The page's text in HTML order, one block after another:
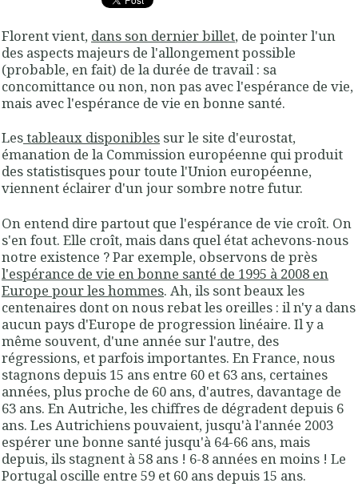
Florent vient, dans son dernier billet, de pointer l'un
des aspects majeurs de l'allongement possible
(probable, en fait) de la durée de travail : sa
concomittance ou non, non pas avec l'espérance de vie,
mais avec l'espérance de vie en bonne santé.
Lestableaux disponibles sur le site d'eurostat,
émanation de la Commission européenne qui produit
des statistisques pour toute l'Union européenne,
viennent éclairer d'un jour sombre notre futur.
On entend dire partout que l'espérance de vie croît. On
s'en fout. Elle croît, mais dans quel état achevons-nous
notre existence ? Par exemple, observons de près
l'espérance de vie en bonne santé de 1995 à 2008 en
Europe pour les hommes. Ah, ils sont beaux les
centenaires dont on nous rebat les oreilles : il n'y a dans
aucun pays d'Europe de progression linéaire. Il y a
même souvent, d'une année sur l'autre, des
régressions, et parfois importantes. En France, nous
stagnons depuis 15 ans entre 60 et 63 ans, certaines
années, plus proche de 60 ans, d'autres, davantage de
63 ans. En Autriche, les chiffres de dégradent depuis 6
ans. Les Autrichiens pouvaient, jusqu'à l'année 2003
espérer une bonne santé jusqu'à 64-66 ans, mais
depuis, ils stagnent à 58 ans ! 6-8 années en moins ! Le
Portugal oscille entre 59 et 60 ans depuis 15 ans.